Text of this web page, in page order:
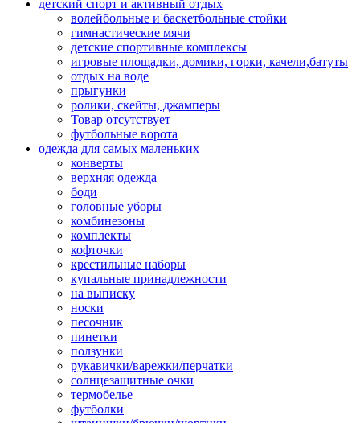
детский спорт и активный отдых
волейбольные и баскетбольные стойки
гимнастические мячи
детские спортивные комплексы
игровые площадки, домики, горки, качели,батуты
отдых на воде
прыгунки
ролики, скейты, джамперы
Товар отсутствует
футбольные ворота
одежда для самых маленьких
конверты
верхняя одежда
боди
головные уборы
комбинезоны
комплекты
кофточки
крестильные наборы
купальные принадлежности
на выписку
носки
песочник
пинетки
ползунки
рукавички/варежки/перчатки
солнцезащитные очки
термобелье
футболки